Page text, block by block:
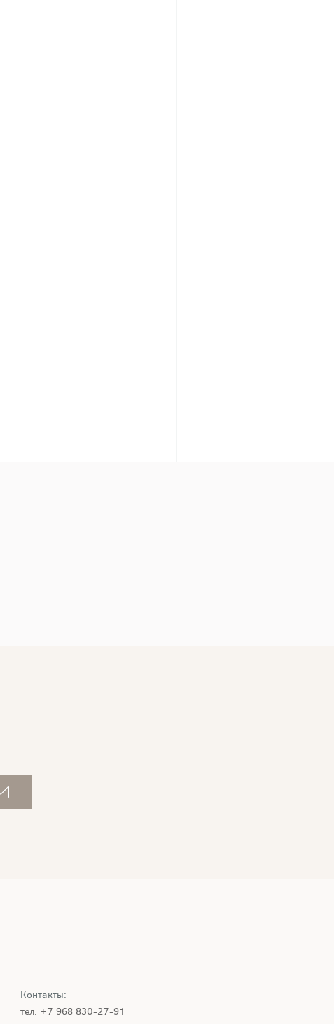
Контакты:
тел. +7 968 830-27-91